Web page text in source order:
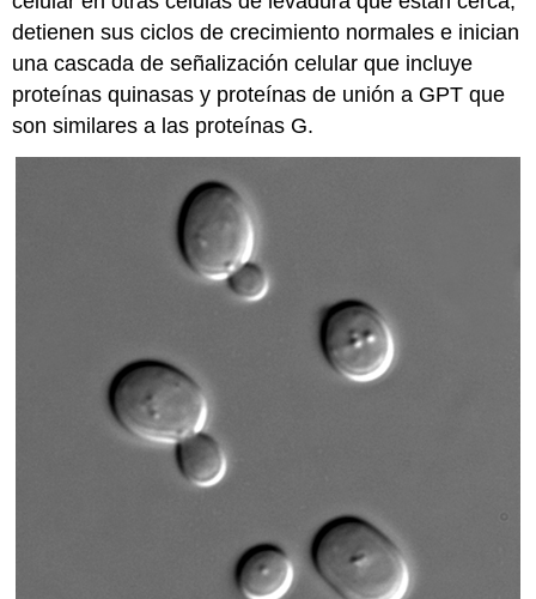
detienen sus ciclos de crecimiento normales e inician
una cascada de señalización celular que incluye
proteínas quinasas y proteínas de unión a GPT que
son similares a las proteínas G.